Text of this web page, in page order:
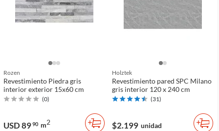
Rozen
Revestimiento Piedra gris
interior exterior 15x60 cm
(0)
USD 8990 m2
Holztek
Revestimiento pared SPC Milano
gris interior 120 x 240 cm
(31)
$2.199 unidad